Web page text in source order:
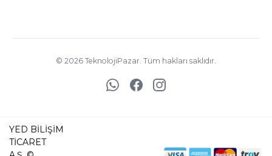
© 2026 TeknolojiPazar. Tüm hakları saklıdır.
YED BİLİŞİM
TİCARET